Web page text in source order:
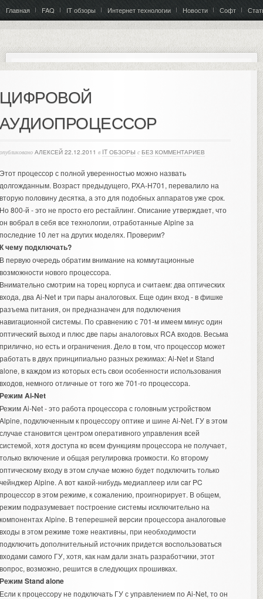
Главная FAQ IT обзоры Интернет технологии Новости Софт
АЛЕКСЕЙ 22.12.2011 в IT ОБЗОРЫ с БЕЗ КОММЕНТАРИЕВ
процессор с полной уверенностью можно назвать
Возраст предыдущего, РХА-Н701, перевалило на
половину десятка, а это для подобных аппаратов уже срок.
800-й - это не просто его рестайлинг. Описание утверждает, что
вобрал в себя все технологии, отработанные Alpine за
10 лет на других моделях. Проверим?
чему подключать?
первую очередь обратим внимание на коммутационные
нового процессора.
смотрим на торец корпуса и считаем: два оптических
два Ai-Net и три пары аналоговых. Еще один вход - в фишке
питания, он предназначен для подключения
системы. По сравнению с 701-м имеем минус один
выход и плюс две пары аналоговых RCA входов. Весьма
но есть и ограничения. Дело в том, что процессор может
в двух принципиально разных режимах: Ai-Net и Stand
в каждом из которых есть свои особенности использования
немного отличные от того же 701-го процессора.
Ai-Net
Ai-Net - это работа процессора с головным устройством
подключенным к процессору оптике и шине Ai-Net. ГУ в этом
становится центром оперативного управления всей
хотя доступа ко всем функциям процессора не получает,
включение и общая регулировка громкости. Ко второму
входу в этом случае можно будет подключить только
Alpine. А вот какой-нибудь медиаплеер или car PC
в этом режиме, к сожалению, проигнорирует. В общем,
подразумевает построение системы исключительно на
Alpine. В теперешней версии процессора аналоговые
в этом режиме тоже неактивны, при необходимости
дополнительный источник придется воспользоваться
самого ГУ, хотя, как нам дали знать разработчики, этот
возможно, решится в следующих прошивках.
Stand alone
к процессору не подключать ГУ с управлением по Ai-Net, то он